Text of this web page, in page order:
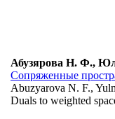
Абузярова Н. Ф.,
Сопряженные
Abuzyarova N. F.,
Duals to weighted